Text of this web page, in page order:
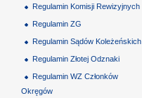
Regulamin Komisji Rewizyjnych
Regulamin ZG
Regulamin Sądów Koleżeńskich
Regulamin Złotej Odznaki
Regulamin WZ Członków
Okręgów